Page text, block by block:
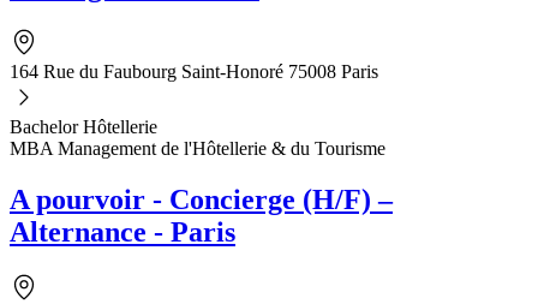
164 Rue du Faubourg Saint-Honoré 75008 Paris
Bachelor Hôtellerie
MBA Management de l'Hôtellerie & du Tourisme
A pourvoir - Concierge (H/F) –
Alternance - Paris